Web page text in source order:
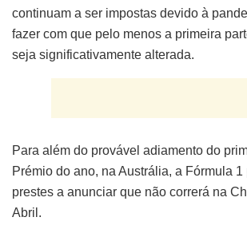
continuam a ser impostas devido à
fazer com que pelo menos a primeira
seja significativamente alterada.
Para além do provável adiamento do
Prémio do ano, na Austrália, a Fórmula 1
prestes a anunciar que não correrá na
Abril.